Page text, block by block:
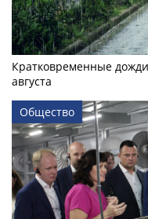
Кратковременные
августа
Общество